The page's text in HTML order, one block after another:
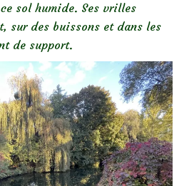
sol humide. Ses vrilles
sur des buissons et dans les
de support.